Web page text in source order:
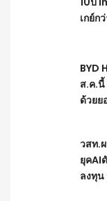
เกย์ก
BYD
ส.ค.
ด้วย
วสท.
ยุคAI
ลงทุ